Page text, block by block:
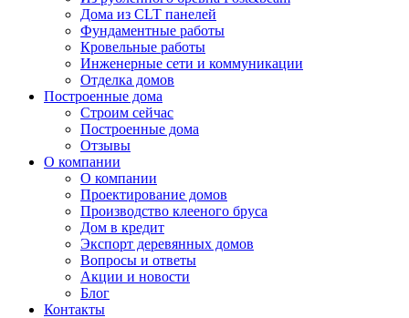
Дома из CLT панелей
Фундаментные работы
Кровельные работы
Инженерные сети и коммуникации
Отделка домов
Построенные дома
Строим сейчас
Построенные дома
Отзывы
О компании
О компании
Проектирование домов
Производство клееного бруса
Дом в кредит
Экспорт деревянных домов
Вопросы и ответы
Акции и новости
Блог
Контакты